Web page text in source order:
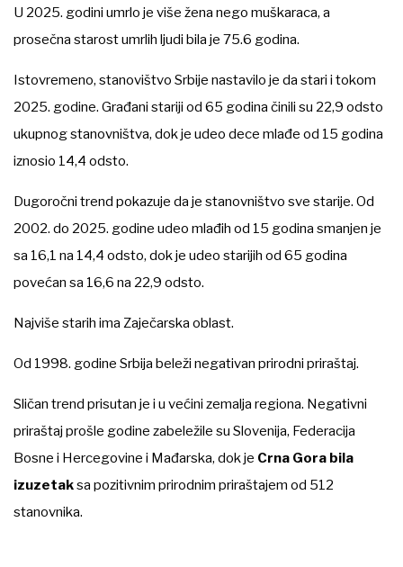
U 2025. godini umrlo je više žena nego muškaraca, a
prosečna starost umrlih ljudi bila je 75.6 godina.
Istovremeno, stanovištvo Srbije nastavilo je da stari i tokom
2025. godine. Građani stariji od 65 godina činili su 22,9 odsto
ukupnog stanovništva, dok je udeo dece mlađe od 15 godina
iznosio 14,4 odsto.
Dugoročni trend pokazuje da je stanovništvo sve starije. Od
2002. do 2025. godine udeo mlađih od 15 godina smanjen je
sa 16,1 na 14,4 odsto, dok je udeo starijih od 65 godina
povećan sa 16,6 na 22,9 odsto.
Najviše starih ima Zaječarska oblast.
Od 1998. godine Srbija beleži negativan prirodni priraštaj.
Sličan trend prisutan je i u većini zemalja regiona. Negativni
priraštaj prošle godine zabeležile su Slovenija, Federacija
Bosne i Hercegovine i Mađarska, dok je Crna Gora bila
izuzetaksa pozitivnim prirodnim priraštajem od 512
stanovnika.